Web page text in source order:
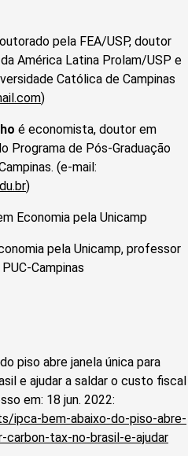
pela FEA/USP, doutor
América Latina Prolam/USP e
Católica de Campinas
)
é economista, doutor em
Programa de Pós-Graduação
(e-mail:
)
Economia pela Unicamp
pela Unicamp, professor
Campinas
piso abre janela única para
e ajudar a saldar o custo fiscal
em: 18 jun. 2022:
ipca-bem-abaixo-do-piso-abre-
carbon-tax-no-brasil-e-ajudar